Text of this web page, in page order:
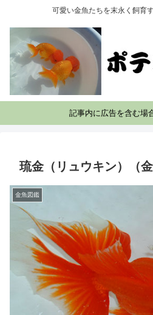
可愛い金魚たちを末永く飼育
記事内に広告を含む場
琉金（リュウキン）（金
金魚図鑑